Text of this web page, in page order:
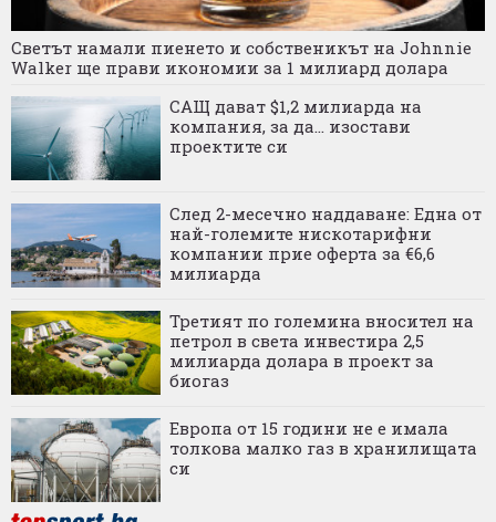
Светът намали пиенето и собственикът на Johnnie
Walker ще прави икономии за 1 милиард долара
САЩ дават $1,2 милиарда на
компания, за да... изостави
проектите си
След 2-месечно наддаване: Една от
най-големите нискотарифни
компании прие оферта за €6,6
милиарда
Третият по големина вносител на
петрол в света инвестира 2,5
милиарда долара в проект за
биогаз
Европа от 15 години не е имала
толкова малко газ в хранилищата
си